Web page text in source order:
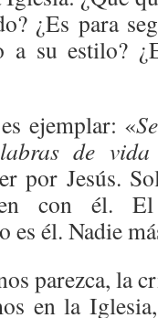
¿Es para
su estilo?
ejemplar: «
de vida
por Jesús.
con él.
es él. Nadie
parezca, la
en la